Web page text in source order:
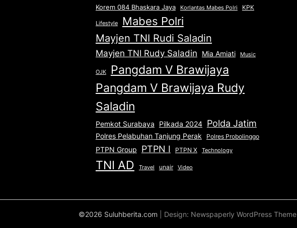
Korem 084 Bhaskara Jaya Korlantas Mabes Polri KPK
Lifestyle Mabes Polri
Mayjen TNI Rudi Saladin
Mayjen TNI Rudy Saladin Mia Amiati Music
OJK Pangdam V Brawijaya
Pangdam V Brawijaya Rudy
Saladin
Pemkot Surabaya Pilkada 2024 Polda Jatim
Polres Pelabuhan Tanjung Perak Polres Probolinggo
PTPN Group PTPN I PTPN X Technology
TNI AD Travel unair Video
©2026 Suluhberita.com | Design: Newspaperly WordPress Theme